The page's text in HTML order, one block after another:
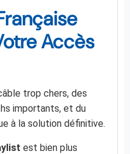
Accès
trop chers, des
importants, et du
à la solution définitive.
est bien plus